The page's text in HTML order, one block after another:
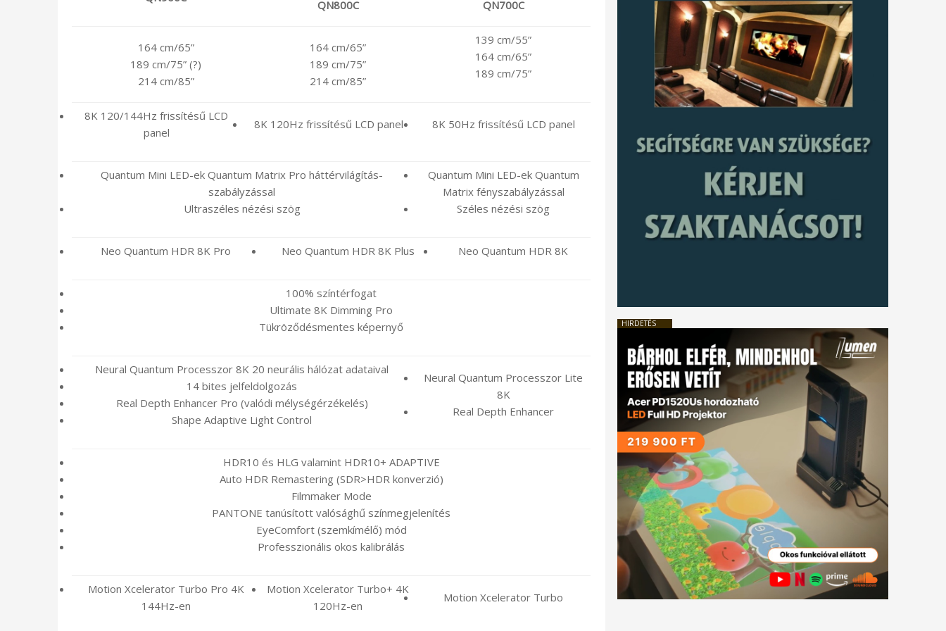
QN800C QN700C
164 cm/65”
189 cm/75” (?)
214 cm/85”
164 cm/65”
189 cm/75”
214 cm/85”
139 cm/55”
164 cm/65”
189 cm/75”
8K 120/144Hz frissítésű LCD
panel
8K 120Hz frissítésű LCD panel 8K 50Hz frissítésű LCD panel
Quantum Mini LED-ek Quantum Matrix Pro háttérvilágítás-
szabályzással
Ultraszéles nézési szög
Quantum Mini LED-ek Quantum
Matrix fényszabályzással
Széles nézési szög
Neo Quantum HDR 8K Pro Neo Quantum HDR 8K Plus Neo Quantum HDR 8K
100% színtérfogat
Ultimate 8K Dimming Pro
Tükröződésmentes képernyő
Neural Quantum Processzor 8K 20 neurális hálózat adataival
14 bites jelfeldolgozás
Real Depth Enhancer Pro (valódi mélységérzékelés)
Shape Adaptive Light Control
Neural Quantum Processzor Lite
8K
Real Depth Enhancer
HDR10 és HLG valamint HDR10+ ADAPTIVE
Auto HDR Remastering (SDR>HDR konverzió)
Filmmaker Mode
PANTONE tanúsított valósághű színmegjelenítés
EyeComfort (szemkímélő) mód
Professzionális okos kalibrálás
Motion Xcelerator Turbo Pro 4K
144Hz-en
Motion Xcelerator Turbo+ 4K
120Hz-en
Motion Xcelerator Turbo
HIRDETÉS